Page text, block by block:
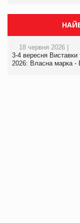
18 червня 2026 |
3-4 вересня
2026: Власна марка -